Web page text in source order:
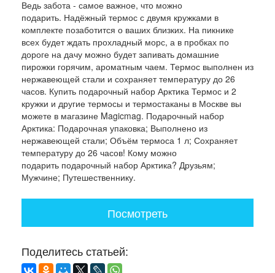
Ведь забота - самое важное, что можно
подарить. Надёжный термос с двумя кружками в
комплекте позаботится о ваших близких. На пикнике
всех будет ждать прохладный морс, а в пробках по
дороге на дачу можно будет запивать домашние
пирожки горячим, ароматным чаем. Термос выполнен из
нержавеющей стали и сохраняет температуру до 26
часов. Купить подарочный набор Арктика Термос и 2
кружки и другие термосы и термостаканы в Москве вы
можете в магазине Magicmag. Подарочный набор
Арктика: Подарочная упаковка; Выполнено из
нержавеющей стали; Объём термоса 1 л; Сохраняет
температуру до 26 часов! Кому можно
подарить подарочный набор Арктика? Друзьям;
Мужчине; Путешественнику.
Посмотреть
Поделитесь статьей: